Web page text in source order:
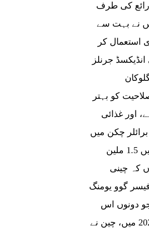
کی طرف
نے بہت سے
استعمال کر
جرنلز
کو بہتر
اور غذائی
چکن میں
نیکروٹک اینٹرائٹس کے ساتھ چیلنج کیا گیا ہے۔ پولٹری فیڈ کا پاکستان میں 1.5 ملین
کہ چینی
گوو یومنگ
دونوں اس
شعبے میں غیر معمولی اسکالرز ہیں ۔وسیم نے سی ای این کو بتایا 2020 میں، چین نے